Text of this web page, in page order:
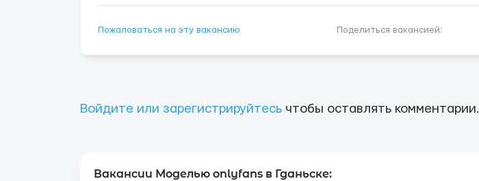
Пожаловаться на эту вакансию Поделиться вакансией:
Войдите или зарегистрируйтесь чтобы оставлять комментарии.
Вакансии Моделью onlyfans в Гданьске: